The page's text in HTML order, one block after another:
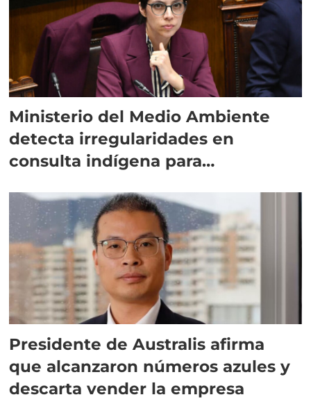
Ministerio del Medio Ambiente
detecta irregularidades en
consulta indígena para
Presidente de Australis afirma
que alcanzaron números azules y
descarta vender la empresa